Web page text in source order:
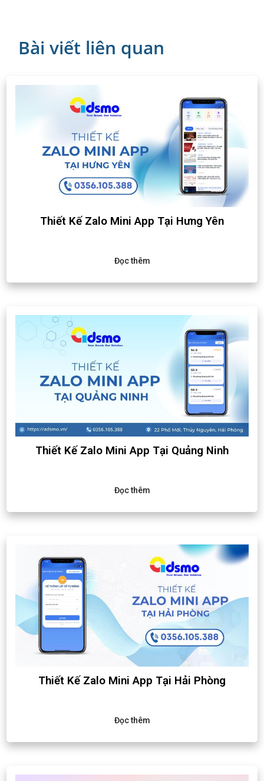
Bài viết liên quan
Thiết Kế Zalo Mini App Tại Hưng Yên
Đọc thêm
Thiết Kế Zalo Mini App Tại Quảng Ninh
Đọc thêm
Thiết Kế Zalo Mini App Tại Hải Phòng
Đọc thêm